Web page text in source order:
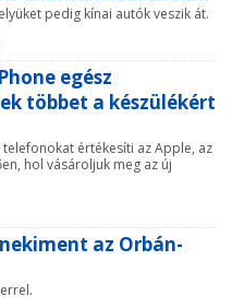
pedig kínai autók veszik át.
egész
többet a készülékért
értékesíti az Apple, az
hol vásároljuk meg az új
az Orbán-